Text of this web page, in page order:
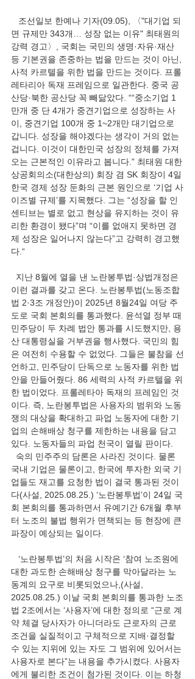
조선일보 한예나 기자(09.05), 〈"대기업 되
면 규제만 343개… 성장 없는 이유" 최태원의
강력 경고〉, 국회는 국민의 생명·자유·재산
등 기본권을 존중하는 법을 만드는 것이 아닌,
사적 카르텔을 위한 법을 만드는 것이다. 프롤
레타리아 독재 프레임으로 일관한다. 중국 공
산당·북한 공산당 꼭 빼닮았다. ““중소기업 1
만개 중 단 4개가 중견기업으로 성장하는 사
이, 중견기업 100개 중 1~2개만 대기업으로
갑니다. 성장을 해야겠다는 생각이 거의 없는
겁니다. 이것이 대한민국 성장의 정체를 가져
오는 근본적인 이유라고 봅니다.” 최태원 대한
상공회의소(대한상의) 회장 겸 SK 회장이 4일
한국 경제 성장 둔화의 근본 원인으로 ‘기업 사
이즈별 규제’를 지목했다. 그는 “성장을 할 인
센티브는 별로 없고 현상을 유지하는 것이 유
리한 환경이 됐다”며 “이를 없애지 못하면 경
제 성장은 일어나지 않는다”고 강력히 경고했
다.“
지난 8월에 열을 낸 노란봉투법·상법개정은
이런 결과를 갖고 온다. 노란봉투법(노동조합
법 2·3조 개정안)이 2025년 8월24일 여당 주
도로 국회 본회의를 통과했다. 윤석열 정부 때
민주당이 두 차례 법안 통과를 시도했지만, 용
산 대통령실을 거부권을 행사했다. 국민의 힘
은 여전히 수용할 수 없었다. 그들은 불참을 선
언하고, 민주당이 단독으로 노동자를 위한 법
안을 만들어줬다. 86 세력의 사적 카르텔을 위
한 법이었다. 프롤레타아 독재의 프레임인 것
이다. 즉, 노란봉투법은 사용자의 범위와 노동
쟁의 대상을 확대하고 파업 노동자에 대한 기
업의 손해배상 청구를 제한하는 내용을 담고
있다. 노동자들의 파업 천국이 열릴 판이다.
숙의 민주주의 담론은 사라진 것이다. 물론
국내 기업은 물론이고, 한국에 투자한 외국 기
업들도 재고를 요청한 법이 결국 통과된 것이
다(사설, 2025.08.25.) ‘노란봉투법’이 24일 국
회 본회의를 통과하면서 유예기간 6개월 후부
터 노조의 불법 행위가 면책되는 등 현장에 큰
파장이 예상되는 일이다.
‘노란봉투법’의 처음 시작은 ‘참여 노조원에
대한 과도한 손해배상 청구를 막아달라는 노
동계의 요구로 비롯되었으나,(사설,
2025.08.25.) 이날 국회 본회의를 통과한 노조
법 2조에서는 ‘사용자’에 대한 정의로 “근로 계
약 체결 당사자가 아니더라도 근로자의 근로
조건을 실질적이고 구체적으로 지배·결정할
수 있는 지위에 있는 자도 그 범위에 있어서는
사용자로 본다”는 내용을 추가시켰다. 사용자
에게 불리한 조건이 첨가된 것이다. 이는 하청